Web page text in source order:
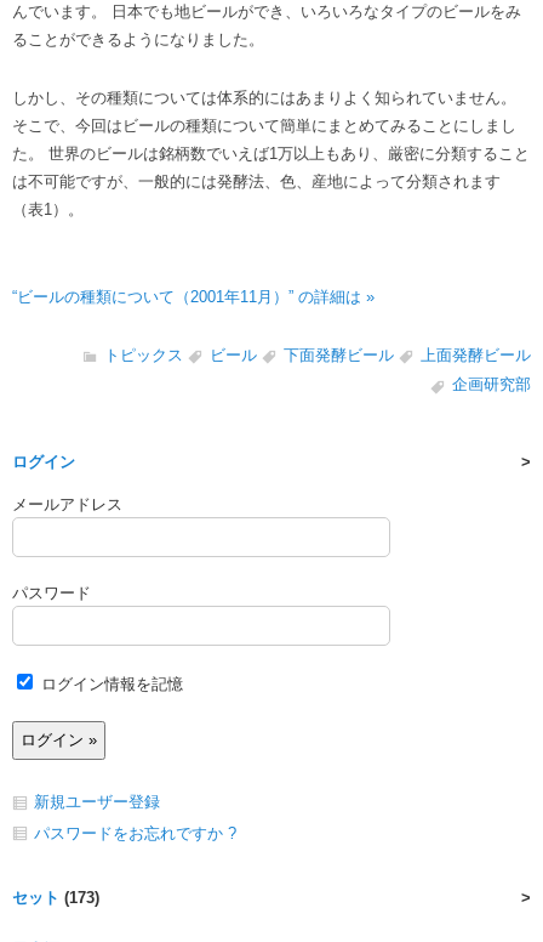
んでいます。 日本でも地ビールができ、いろいろなタイプのビールをみ
ることができるようになりました。
しかし、その種類については体系的にはあまりよく知られていません。
そこで、今回はビールの種類について簡単にまとめてみることにしまし
た。 世界のビールは銘柄数でいえば1万以上もあり、厳密に分類すること
は不可能ですが、一般的には発酵法、色、産地によって分類されます
（表1）。
“ビールの種類について（2001年11月）” の詳細は »
トピックス ビール 下面発酵ビール
上面発酵ビール
企画研究部
ログイン
メールアドレス
パスワード
ログイン情報を記憶
新規ユーザー登録
パスワードをお忘れですか ?
セット (173)